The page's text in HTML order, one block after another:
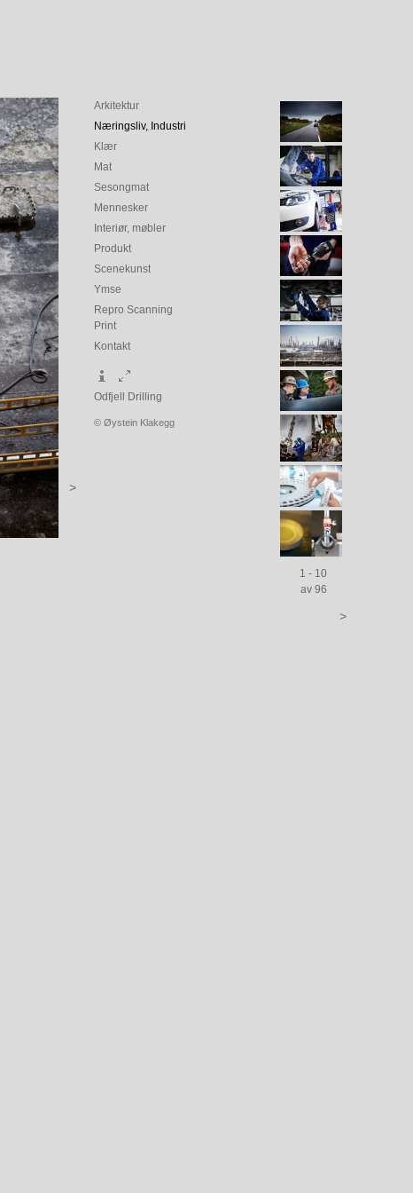
>
Arkitektur
Næringsliv, Industri
Klær
Mat
Sesongmat
Mennesker
Interiør, møbler
Produkt
Scenekunst
Ymse
Repro Scanning
Print
Kontakt
Odfjell Drilling
© Øystein Klakegg
1 - 10
av 96
>